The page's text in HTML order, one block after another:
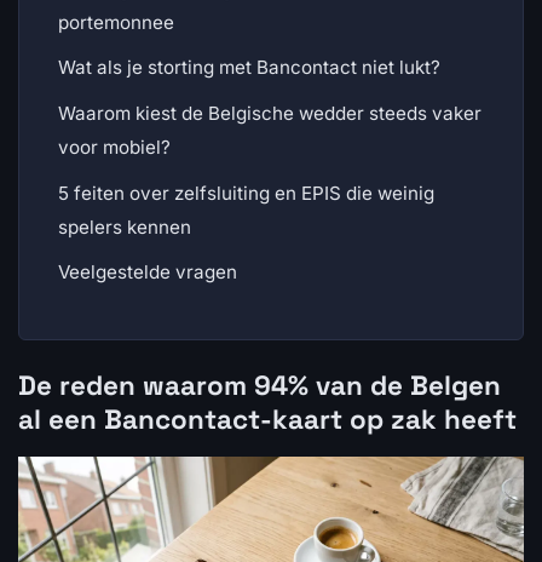
portemonnee
Wat als je storting met Bancontact niet lukt?
Waarom kiest de Belgische wedder steeds vaker
voor mobiel?
5 feiten over zelfsluiting en EPIS die weinig
spelers kennen
Veelgestelde vragen
De reden waarom 94% van de Belgen
al een Bancontact-kaart op zak heeft